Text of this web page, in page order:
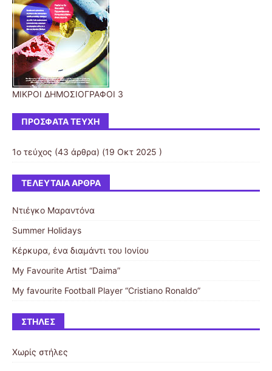
ΜΙΚΡΟΙ ΔΗΜΟΣΙΟΓΡΑΦΟΙ 3
ΠΡΌΣΦΑΤΑ ΤΕΎΧΗ
1ο τεύχος (43 άρθρα) (19 Οκτ 2025 )
ΤΕΛΕΥΤΑΊΑ ΆΡΘΡΑ
Ντιέγκο Μαραντόνα
Summer Holidays
Κέρκυρα, ένα διαμάντι του Ιονίου
My Favourite Artist “Daima”
My favourite Football Player “Cristiano Ronaldo”
ΣΤΉΛΕΣ
Χωρίς στήλες